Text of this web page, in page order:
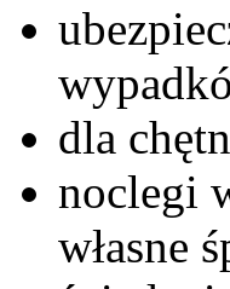
dla
noclegi
własne